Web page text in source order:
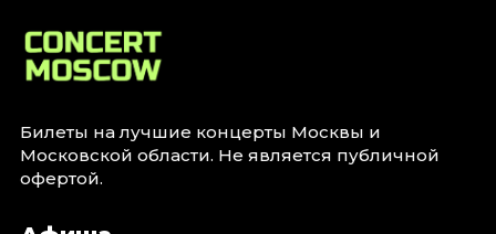
Билеты на лучшие концерты Москвы и
Московской области. Не является публичной
офертой.